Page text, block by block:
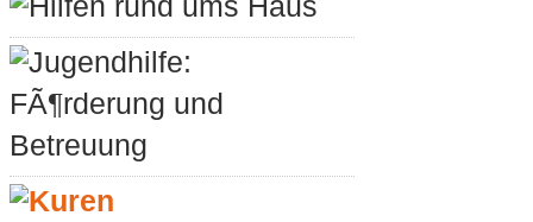
Hilfen rund ums Haus
Jugendhilfe:
FÃ¶rderung und
Betreuung
Kuren